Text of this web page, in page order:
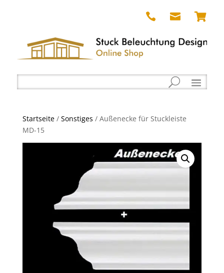
  
Startseite/ Sonstiges / Außenecke für Stuckleiste
MD-15